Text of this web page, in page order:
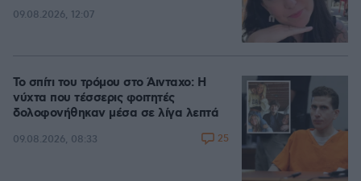
09.08.2026, 12:07
Το σπίτι του τρόμου στο Άινταχο: Η
νύχτα που τέσσερις φοιτητές
δολοφονήθηκαν μέσα σε λίγα λεπτά
09.08.2026, 08:33 25